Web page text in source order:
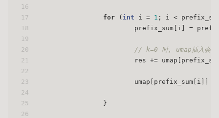
16
17
18
19
20
21
22
23
24
25
26
for ( int i = 1 ; i <
prefix_sum[i] =
// k=0 时, umap插入会把
res +=
umap[prefix_sum[i]]
                }